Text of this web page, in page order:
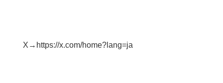
X→https://x.com/home?lang=ja